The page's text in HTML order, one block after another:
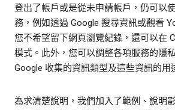
登出了帳戶或是從未申請帳戶，仍可以
務，例如透過 Google 搜尋資訊或觀看
您不希望留下網頁瀏覽紀錄，還可以在
模式。此外，您可以調整各項服務的隱
Google 收集的資訊類型及這些資訊的用
為求清楚說明，我們加入了範例、說明